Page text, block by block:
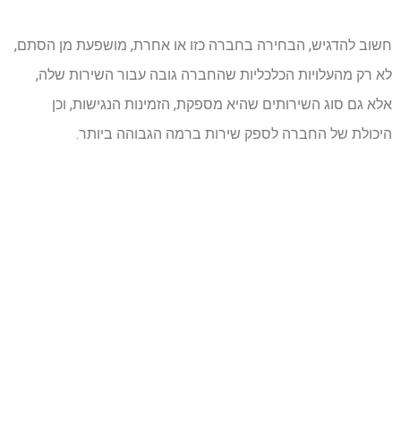
חשוב להדגיש, הבחירה בחברה כזו או אחרת, מושפעת מן הסתם,
לא רק מהעלויות הכלכליות שהחברה גובה עבור השירות שלה,
אלא גם סוג השירותים שהיא מספקת, הזמינות הנגישות, וכן
היכולת של החברה לספק שירות ברמה הגבוהה ביותר.